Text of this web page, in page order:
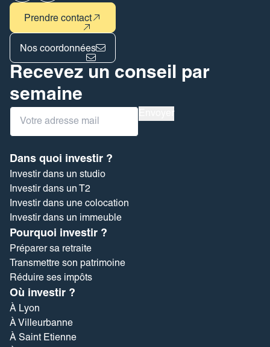
Prendre contact
Nos coordonnées
Recevez un conseil par
semaine
Dans quoi investir ?
Investir dans un studio
Investir dans un T2
Investir dans une colocation
Investir dans un immeuble
Pourquoi investir ?
Préparer sa retraite
Transmettre son patrimoine
Réduire ses impôts
Où investir ?
À Lyon
À Villeurbanne
À Saint Etienne